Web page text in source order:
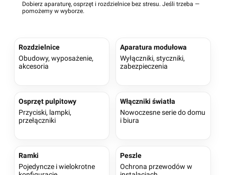
Dobierz aparaturę, osprzęt i rozdzielnice bez stresu. Jeśli trzeba —
pomożemy w wyborze.
Rozdzielnice
Obudowy, wyposażenie,
akcesoria
Aparatura modułowa
Wyłączniki, styczniki,
zabezpieczenia
Osprzęt pulpitowy
Przyciski, lampki,
przełączniki
Włączniki światła
Nowoczesne serie do domu
i biura
Ramki
Pojedyncze i wielokrotne
Peszle
Ochrona przewodów w